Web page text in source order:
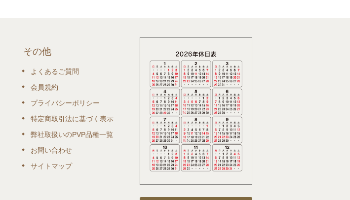
その他
よくあるご質問
会員規約
プライバシーポリシー
特定商取引法に基づく表示
弊社取扱いのPVP品種一覧
お問い合わせ
サイトマップ